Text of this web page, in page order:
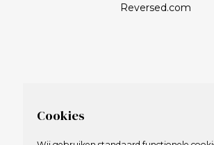
Reversed.com
Cookies